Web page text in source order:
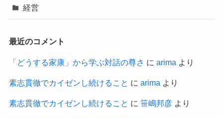
経営
最近のコメント
「どうする家康」から学ぶ対話の尊さ に arima より
素志貫徹でカイゼンし続けること に arima より
素志貫徹でカイゼンし続けること に 笹嶋邦彦より